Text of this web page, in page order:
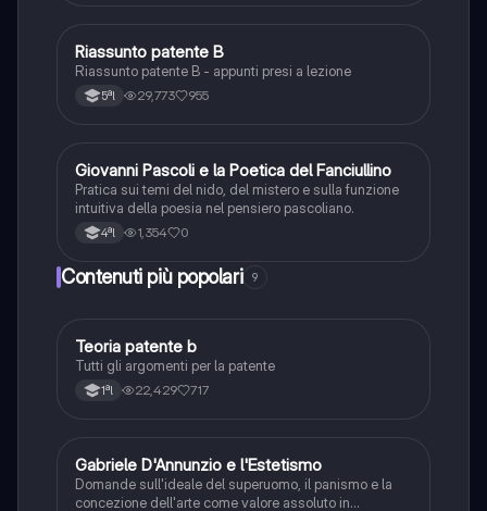
Italiano
Riassunto patente B
Riassunto patente B - appunti presi a lezione
5ªl 29,773 955
GItaliano
Giovanni Pascoli e la Poetica del Fanciullino
Pratica sui temi del nido, del mistero e sulla funzione
intuitiva della poesia nel pensiero pascoliano.
4ªl 1,354 0
Contenuti più popolari 9
Altro
Teoria patente b
Tutti gli argomenti per la patente
1ªl 22,429 717
GItaliano
Gabriele D'Annunzio e l'Estetismo
Domande sull'ideale del superuomo, il panismo e la
concezione dell'arte come valore assoluto in